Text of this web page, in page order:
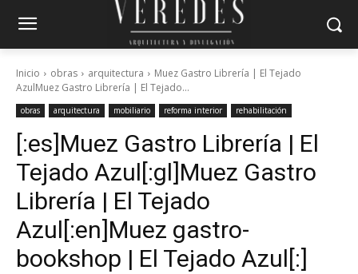
Inicio obras arquitectura
Muez Gastro Librería | El Tejado
AzulMuez Gastro Librería | El Tejado...
obras arquitectura mobiliario reforma interior rehabilitación
[:es]Muez Gastro Librería | El
Tejado Azul[:gl]Muez Gastro
Librería | El Tejado
Azul[:en]Muez gastro-
bookshop | El Tejado Azul[:]